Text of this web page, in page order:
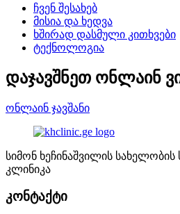
ჩვენ შესახებ
მისია და ხედვა
ხშირად დასმული კითხვები
ტექნოლოგია
დაჯავშნეთ ონლაინ
ონლაინ ჯავშანი
სიმონ ხეჩინაშვილის სახელობის
კლინიკა
კონტაქტი